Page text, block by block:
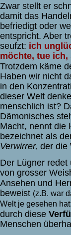
Zwar stellt er
damit das
befriedigt oder
entspricht. Aber
seufzt: ich
möchte, tue
Trotzdem käme
Haben wir nicht
in den
dieser Welt
menschlich ist?
Dämonisches
Macht, nennt die
bezeichnet als
Verwirrer, der die
Der Lügner redet
von grosser
Ansehen und
beweist (z.B. war
Welt je gesehen
durch diese
Menschen